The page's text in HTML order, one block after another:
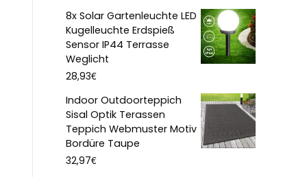
8x Solar Gartenleuchte LED
Kugelleuchte Erdspieß
Sensor IP44 Terrasse
Weglicht
28,93€
Indoor Outdoorteppich
Sisal Optik Terassen
Teppich Webmuster Motiv
Bordüre Taupe
32,97€